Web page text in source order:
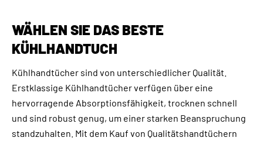
WÄHLEN SIE DAS BESTE
KÜHLHANDTUCH
Kühlhandtücher sind von unterschiedlicher Qualität.
Erstklassige Kühlhandtücher verfügen über eine
hervorragende Absorptionsfähigkeit, trocknen schnell
und sind robust genug, um einer starken Beanspruchung
standzuhalten. Mit dem Kauf von Qualitätshandtüchern